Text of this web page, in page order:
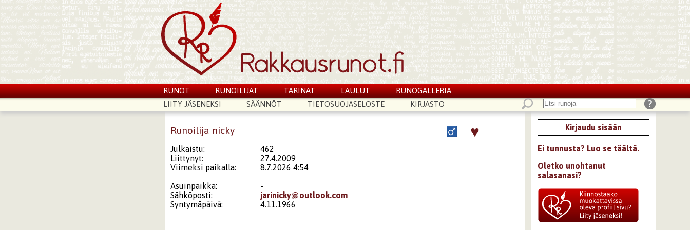
RUNOT RUNOILIJAT TARINAT LAULUT
RUNOGALLERIA
LIITY JÄSENEKSI
SÄÄNNÖT TIETOSUOJASELOSTE KIRJASTO
Runoilija nicky ♥
Julkaistu:
462
Liittynyt:
27.4.2009
Viimeksi paikalla:
8.7.2026 4:54
Asuinpaikka:
-
Sähköposti:
jarinicky@outlook.com
Syntymäpäivä:
4.11.1966
Kirjaudu sisään
Ei tunnusta? Luo se täältä.
Oletko unohtanut
salasanasi?